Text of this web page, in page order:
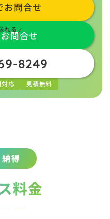
お問合せ
れる問合せ
8249
対応 見積無料
得
料金